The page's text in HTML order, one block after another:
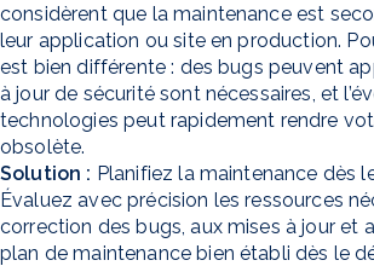
considèrent que la maintenance est
leur application ou site en production.
est bien différente : des bugs peuvent
à jour de sécurité sont nécessaires, et
technologies peut rapidement rendre
obsolète.
Solution : Planifiez la maintenance dès
Évaluez avec précision les ressources
correction des bugs, aux mises à jour et
plan de maintenance bien établi dès le